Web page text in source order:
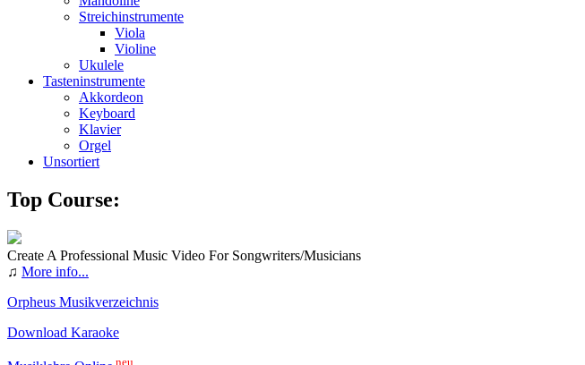
Streichinstrumente
Viola
Violine
Ukulele
Tasteninstrumente
Akkordeon
Keyboard
Klavier
Orgel
Unsortiert
Top Course:
Create A Professional Music Video For Songwriters/Musicians
♫ More info...
Orpheus Musikverzeichnis
Download Karaoke
neu